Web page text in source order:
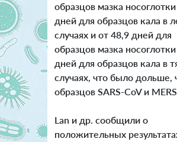
образцов мазка
дней для образцов кала в
случаях и от 48,9 дней для
образцов мазка
дней для образцов кала в
случаях, что было дольше,
образцов SARS-CoV и
Lan и др. сообщили о
положительных